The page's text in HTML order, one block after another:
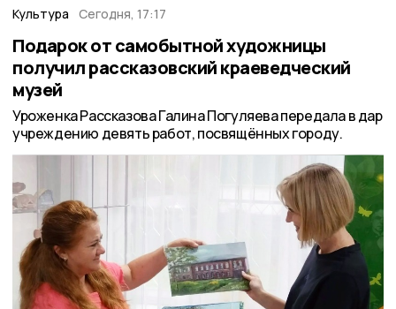
Культура Сегодня, 17:17
Подарок от самобытной художницы
получил рассказовский краеведческий
музей
Уроженка Рассказова Галина Погуляева передала в дар
учреждению девять работ, посвящённых городу.